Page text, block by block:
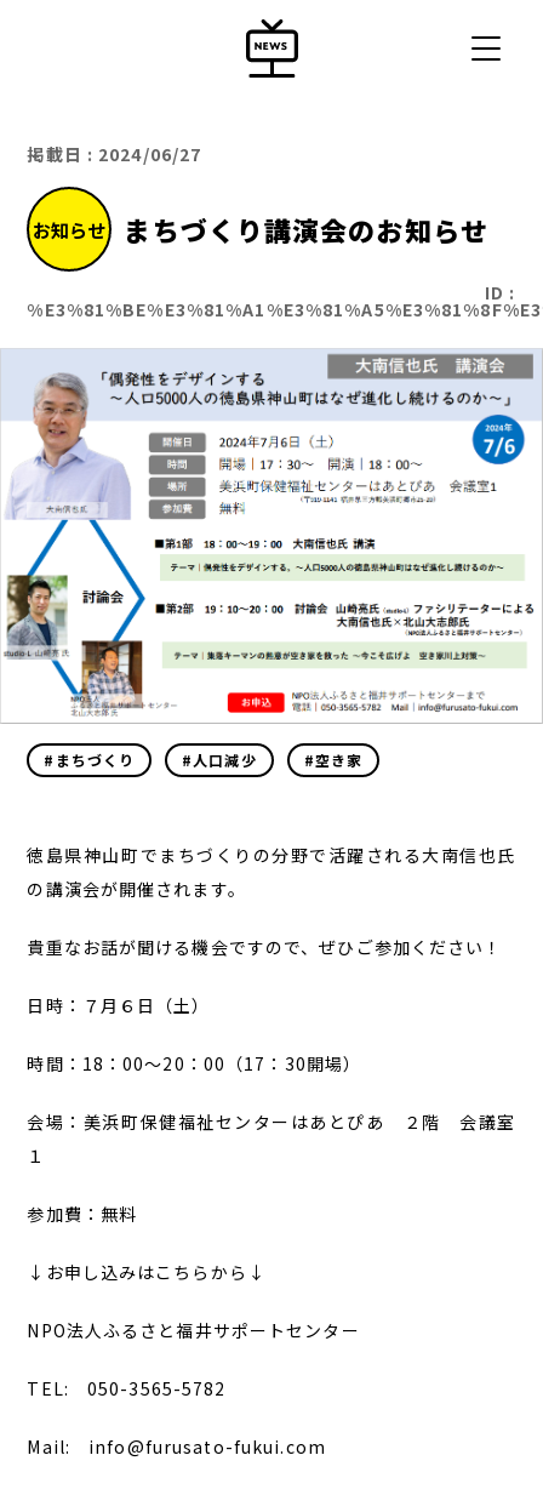
掲載日 : 2024/06/27
お知らせ まちづくり講演会のお知らせ
ID :
#まちづくり #人口減少 #空き家
徳島県神山町でまちづくりの分野で活躍される大南信也氏
の講演会が開催されます。
貴重なお話が聞ける機会ですので、ぜひご参加ください！
日時：７月６日（土）
時間：18：00～20：00（17：30開場）
会場：美浜町保健福祉センターはあとぴあ ２階 会議室
１
参加費：無料
↓お申し込みはこちらから↓
NPO法人ふるさと福井サポートセンター
TEL: 050-3565-5782
Mail: info@furusato-fukui.com